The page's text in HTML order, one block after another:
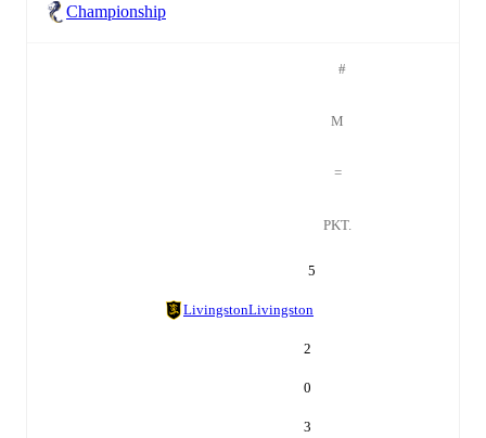
Championship
#
M
=
PKT.
5
LivingstonLivingston
2
0
3